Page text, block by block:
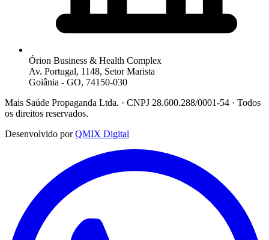
Órion Business & Health Complex
Av. Portugal, 1148, Setor Marista
Goiânia - GO, 74150-030
Mais Saúde Propaganda Ltda. · CNPJ 28.600.288/0001-54 · Todos
os direitos reservados.
Desenvolvido por QMIX Digital